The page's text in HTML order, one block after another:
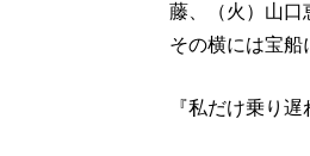
藤、（火）山口
その横には宝船
『私だけ乗り